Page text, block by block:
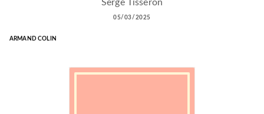
Serge Tisseron
05/03/2025
ARMAND COLIN